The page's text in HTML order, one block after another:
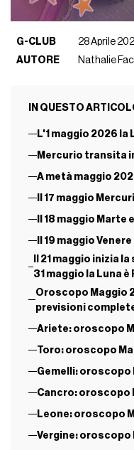
G-CLUB
28 Aprile
AUTORE
Nathalie
IN QUESTO
L'1 maggio 2026 la
Mercurio transita
A metà maggio
Il 17 maggio
Il 18 maggio Marte
Il 19 maggio
Il 21 maggio inizia
31 maggio la Luna
Oroscopo Maggio
previsioni
Ariete: oroscopo
Toro: oroscopo
Gemelli: oroscopo
Cancro: oroscopo
Leone: oroscopo
Vergine: oroscopo